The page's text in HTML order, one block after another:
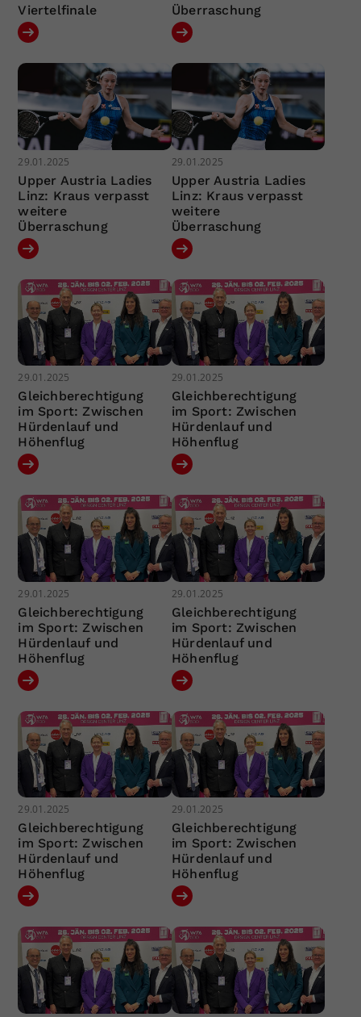
Viertelfinale
Überraschung
29.01.2025
Upper Austria Ladies
Linz: Kraus verpasst
weitere
Überraschung
29.01.2025
Upper Austria Ladies
Linz: Kraus verpasst
weitere
Überraschung
29.01.2025
Gleichberechtigung
im Sport: Zwischen
Hürdenlauf und
Höhenflug
29.01.2025
Gleichberechtigung
im Sport: Zwischen
Hürdenlauf und
Höhenflug
29.01.2025
Gleichberechtigung
im Sport: Zwischen
Hürdenlauf und
Höhenflug
29.01.2025
Gleichberechtigung
im Sport: Zwischen
Hürdenlauf und
Höhenflug
29.01.2025
Gleichberechtigung
im Sport: Zwischen
Hürdenlauf und
Höhenflug
29.01.2025
Gleichberechtigung
im Sport: Zwischen
Hürdenlauf und
Höhenflug